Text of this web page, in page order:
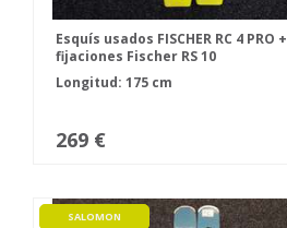
Esquís usados FISCHER RC 4 PRO +
fijaciones Fischer RS 10
Longitud: 175 cm
269 €
SALOMON